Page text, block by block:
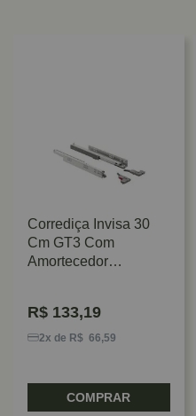
Corrediça Invisa 30
Cm GT3 Com
Amortecedor
R$ 133,19
2x de R$ 66,59
COMPRAR